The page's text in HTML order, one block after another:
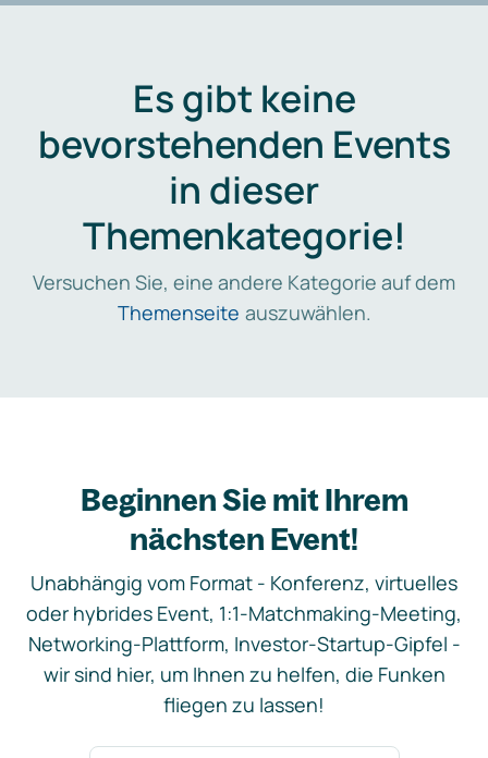
Es gibt keine
bevorstehenden Events
in dieser
Themenkategorie!
Versuchen Sie, eine andere Kategorie auf dem
Themenseite auszuwählen.
Beginnen Sie mit Ihrem
nächsten Event!
Unabhängig vom Format - Konferenz, virtuelles
oder hybrides Event, 1:1-Matchmaking-Meeting,
Networking-Plattform, Investor-Startup-Gipfel -
wir sind hier, um Ihnen zu helfen, die Funken
fliegen zu lassen!